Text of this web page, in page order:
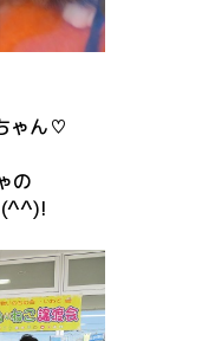
ゃん♡
の